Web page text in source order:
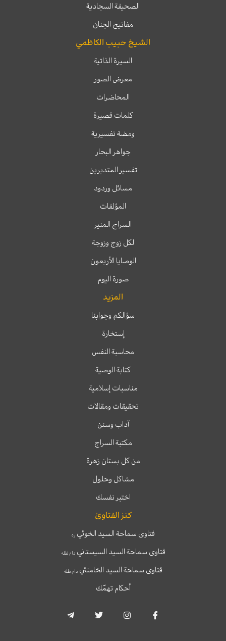
الصحيفة السجادية
مفاتيح الجنان
الشيخ حبيب الكاظمي
السيرة الذاتية
معرض الصور
المحاضرات
كلمات قصيرة
ومضة تفسيرية
جواهر البحار
تفسير المتدبرين
مسائل وردود
المؤلفات
السراج المنير
لكل زوج وزوجة
الوصايا الأربعون
صورة اليوم
المزيد
سؤالكم وجوابنا
إستخارة
محاسبة النفس
كتابة الوصية
مناسبات إسلامية
تحقيقات ومقالات
آداب وسنن
مكتبة السراج
من كل بستان زهرة
مشاكل وحلول
اختبر نفسك
كنز الفتاوىٰ
فتاوى سماحة السيد الخوئيره
فتاوى سماحة السيد السيستانيدام ظله
فتاوى سماحة السيد الخامنئي دام ظله
أحكام تهمّك
c
s
i
l